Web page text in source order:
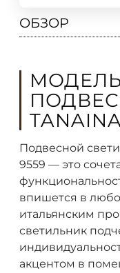
ОБЗОР
Подвесной
9559 — это
впишется в
итальянским
светильник
акцентом в